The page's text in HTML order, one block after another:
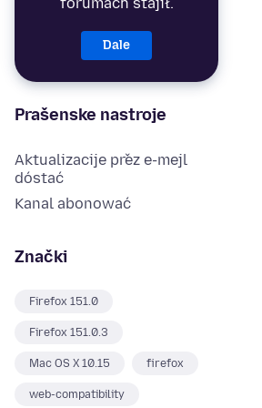
Dale
Prašenske nastroje
Aktualizacije přez e-mejl
dóstać
Kanal abonować
Znački
Firefox 151.0
Firefox 151.0.3
Mac OS X 10.15 firefox
web-compatibility